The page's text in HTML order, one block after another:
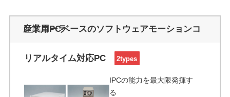
産業用PCベースのソフトウェアモーションコントローラ
リアルタイム対応PC 2types
IPCの能力を最大限発揮す
る